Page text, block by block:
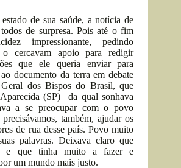
de sua saúde, a notícia de
de surpresa. Pois até o fim
impressionante, pedindo
cercavam apoio para redigir
que ele queria enviar para
documento da terra em debate
Geral dos Bispos do Brasil, que
(SP) da qual sonhava
a se preocupar com o povo
também, ajudar os
de rua desse país. Povo muito
palavras. Deixava claro que
e que tinha muito a fazer e
um mundo mais justo.